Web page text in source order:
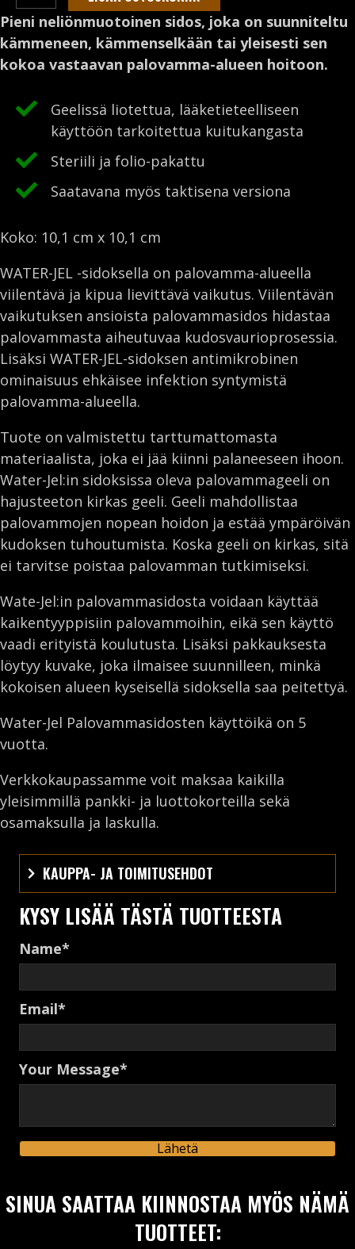
JEL
10,1
cm
10,1
cm
sidepakkaus
palovammojen
Pieni neliönmuotoinen sidos, joka on suunniteltu
kämmeneen, kämmenselkään tai yleisesti sen
kokoa vastaavan palovamma-alueen hoitoon.
Geelissä liotettua, lääketieteelliseen
käyttöön tarkoitettua kuitukangasta
Steriili ja folio-pakattu
Saatavana myös taktisena versiona
Koko: 10,1 cm x 10,1 cm
WATER-JEL -sidoksella on palovamma-alueella
viilentävä ja kipua lievittävä vaikutus. Viilentävän
vaikutuksen ansioista palovammasidos hidastaa
palovammasta aiheutuvaa kudosvaurioprosessia.
Lisäksi WATER-JEL-sidoksen antimikrobinen
ominaisuus ehkäisee infektion syntymistä
palovamma-alueella.
Tuote on valmistettu tarttumattomasta
materiaalista, joka ei jää kiinni palaneeseen ihoon.
Water-Jel:in sidoksissa oleva palovammageeli on
hajusteeton kirkas geeli. Geeli mahdollistaa
palovammojen nopean hoidon ja estää ympäröivän
kudoksen tuhoutumista. Koska geeli on kirkas, sitä
ei tarvitse poistaa palovamman tutkimiseksi.
Wate-Jel:in palovammasidosta voidaan käyttää
kaikentyyppisiin palovammoihin, eikä sen käyttö
vaadi erityistä koulutusta. Lisäksi pakkauksesta
löytyy kuvake, joka ilmaisee suunnilleen, minkä
kokoisen alueen kyseisellä sidoksella saa peitettyä.
Water-Jel Palovammasidosten käyttöikä on 5
vuotta.
Verkkokaupassamme voit maksaa kaikilla
yleisimmillä pankki- ja luottokorteilla sekä
osamaksulla ja laskulla.
o
o
k
d
I
n
e
r
KAUPPA- JA TOIMITUSEHDOT
KYSY LISÄÄ TÄSTÄ TUOTTEESTA
Name
Email
Your Message
Lähetä
SINUA SAATTAA KIINNOSTAA MYÖS NÄMÄ
TUOTTEET: